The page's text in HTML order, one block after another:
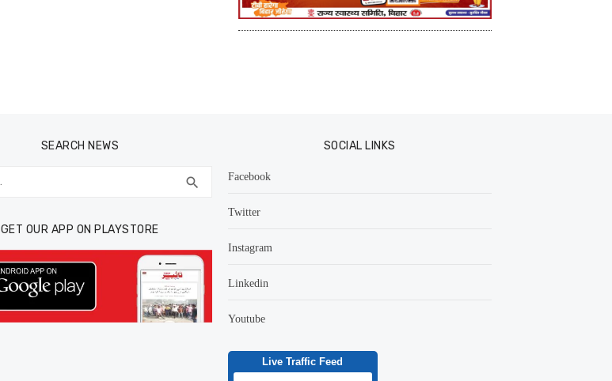
SEARCH NEWS
search SEARCH
GET OUR APP ON PLAYSTORE
SOCIAL LINKS
Facebook
Twitter
Instagram
Linkedin
Youtube
Live Traffic Feed